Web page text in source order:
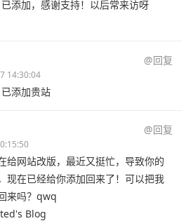
已添加，感谢支持！以后常来访呀
@回复
14:30:04
已添加贵站
@回复
给网站改版，最近又挺忙，导致你的
现在已经给你添加回来了！可以把我
来吗？qwq
Blog